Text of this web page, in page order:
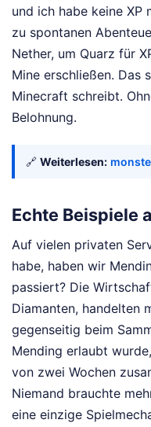
und ich habe keine XP
zu spontanen
Nether, um Quarz für
Mine erschließen. Das
Minecraft schreibt.
Belohnung.
🔗 Weiterlesen:
Echte Beispiele
Auf vielen privaten
habe, haben wir
passiert? Die
Diamanten, handelten
gegenseitig beim
Mending erlaubt
von zwei Wochen
Niemand brauchte
eine einzige